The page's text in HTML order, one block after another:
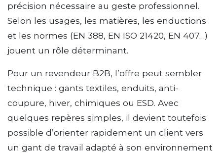
précision nécessaire au geste professionnel.
Selon les usages, les matières, les enductions
et les normes (EN 388, EN ISO 21420, EN 407…)
jouent un rôle déterminant.
Pour un revendeur B2B, l’offre peut sembler
technique : gants textiles, enduits, anti-
coupure, hiver, chimiques ou ESD. Avec
quelques repères simples, il devient toutefois
possible d’orienter rapidement un client vers
un gant de travail adapté à son environnement